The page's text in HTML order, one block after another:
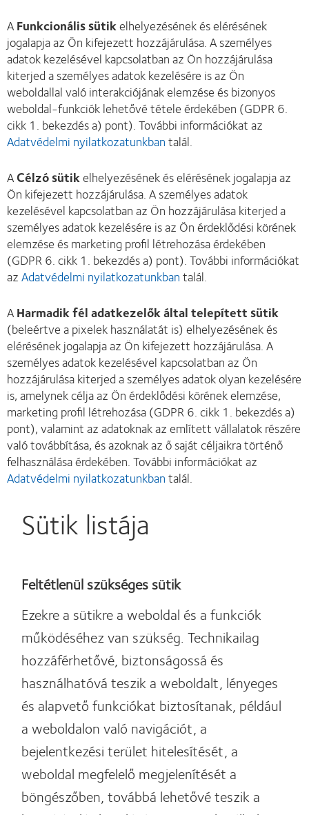
AFunkcionális sütikelhelyezésének és elérésének
jogalapja az Ön kifejezett hozzájárulása. A személyes
adatok kezelésével kapcsolatban az Ön hozzájárulása
kiterjed a személyes adatok kezelésére is az Ön
weboldallal való interakciójának elemzése és bizonyos
weboldal-funkciók lehetővé tétele érdekében (GDPR 6.
cikk 1. bekezdés a) pont). További információkat az
Adatvédelmi nyilatkozatunkbantalál.
ACélzó sütikelhelyezésének és elérésének jogalapja az
Ön kifejezett hozzájárulása. A személyes adatok
kezelésével kapcsolatban az Ön hozzájárulása kiterjed a
személyes adatok kezelésére is az Ön érdeklődési körének
elemzése és marketing profil létrehozása érdekében
(GDPR 6. cikk 1. bekezdés a) pont). További információkat
azAdatvédelmi nyilatkozatunkbantalál.
AHarmadik fél adatkezelők által telepített sütik
(beleértve a pixelek használatát is) elhelyezésének és
elérésének jogalapja az Ön kifejezett hozzájárulása. A
személyes adatok kezelésével kapcsolatban az Ön
hozzájárulása kiterjed a személyes adatok olyan kezelésére
is, amelynek célja az Ön érdeklődési körének elemzése,
marketing profil létrehozása (GDPR 6. cikk 1. bekezdés a)
pont), valamint az adatoknak az említett vállalatok részére
való továbbítása, és azoknak az ő saját céljaikra történő
felhasználása érdekében. További információkat az
Adatvédelmi nyilatkozatunkbantalál.
Sütik listája
Feltétlenül szükséges sütik
Ezekre a sütikre a weboldal és a funkciók
működéséhez van szükség. Technikailag
hozzáférhetővé, biztonságossá és
használhatóvá teszik a weboldalt, lényeges
és alapvető funkciókat biztosítanak, például
a weboldalon való navigációt, a
bejelentkezési terület hitelesítését, a
weboldal megfelelő megjelenítését a
böngészőben, továbbá lehetővé teszik a